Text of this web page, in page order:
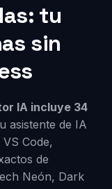
tu
sin
IA incluye 34
asistente de IA
Code,
de
Neón, Dark